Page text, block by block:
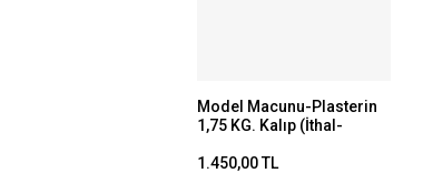
Model Macunu-Plasterin
1,75 KG. Kalıp (İthal-
1.450,00 TL